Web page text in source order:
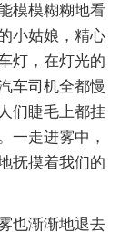
模模糊糊地看
小姑娘，精心
灯，在灯光的
车司机全都慢
们睫毛上都挂
一走进雾中，
抚摸着我们的
也渐渐地退去